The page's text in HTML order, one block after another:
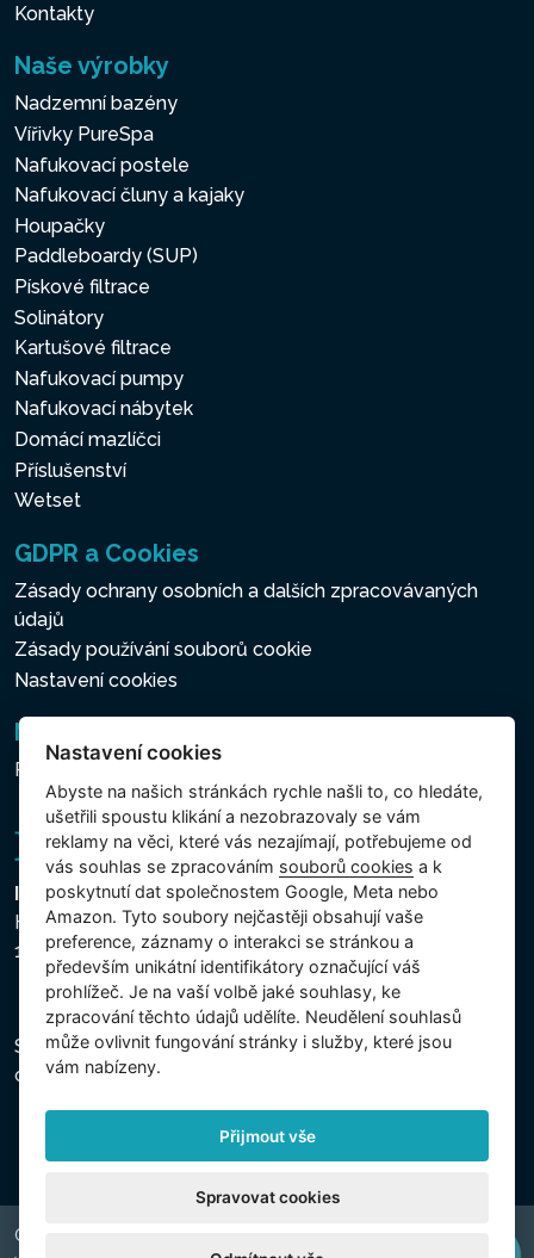
Kontakty
Naše výrobky
Nadzemní bazény
Vířivky PureSpa
Nafukovací postele
Nafukovací čluny a kajaky
Houpačky
Paddleboardy (SUP)
Pískové filtrace
Solinátory
Kartušové filtrace
Nafukovací pumpy
Nafukovací nábytek
Domácí mazlíčci
Příslušenství
Wetset
GDPR a Cookies
Zásady ochrany osobních a dalších zpracovávaných
údajů
Zásady používání souborů cookie
Nastavení cookies
Newsletter
Přihlášení k odběru novinek
Intex Trading, s.r.o.
Hradecká 2526/3
130 00 Praha 3 - Česká republika
Společnost je zapsána u Městského soudu v Praze,
oddíl C, vložka 74759, IČ 26150808, DIČ CZ26150808.
Copyright © 2026 INTEX TRADING s.r.o. Všechna práva
Nastavení cookies
Abyste na našich stránkách rychle našli to, co hledáte,
ušetřili spoustu klikání a nezobrazovaly se vám
reklamy na věci, které vás nezajímají, potřebujeme od
vás souhlas se zpracováním souborů cookies a k
poskytnutí dat společnostem Google, Meta nebo
Amazon. Tyto soubory nejčastěji obsahují vaše
preference, záznamy o interakci se stránkou a
především unikátní identifikátory označující váš
prohlížeč. Je na vaší volbě jaké souhlasy, ke
zpracování těchto údajů udělíte. Neudělení souhlasů
může ovlivnit fungování stránky i služby, které jsou
vám nabízeny.
Přijmout vše
Spravovat cookies